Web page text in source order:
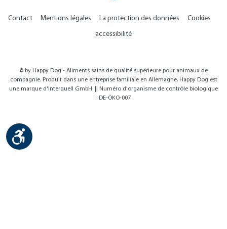
Contact Mentions légales La protection des données
Cookies
accessibilité
© by Happy Dog - Aliments sains de qualité supérieure pour animaux de
compagnie. Produit dans une entreprise familiale en Allemagne. Happy Dog est
une marque d'Interquell GmbH. || Numéro d'organisme de contrôle biologique
: DE-ÖKO-007
Show toolbar